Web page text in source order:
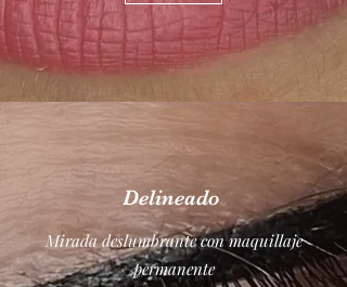
Delineado
Mirada deslumbrante con maquillaje
permanente